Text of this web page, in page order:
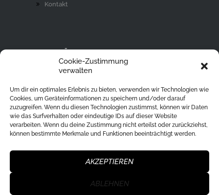
Cookie-Zustimmung
verwalten
Um dir ein optimales Erlebnis zu bieten, verwenden wir Technologien wie
Cookies, um Geräteinformationen zu speichern und/oder darauf
zuzugreifen. Wenn du diesen Technologien zustimmst, können wir Daten
wie das Surfverhalten oder eindeutige IDs auf dieser Website
verarbeiten. Wenn du deine Zustimmung nicht erteilst oder zurückziehst,
können bestimmte Merkmale und Funktionen beeinträchtigt werden.
AKZEPTIEREN
ABLEHNEN
Kontakt
AKTIVITÄT
Ski Alpin
Langlaufen
Eislaufen
Ski Tour